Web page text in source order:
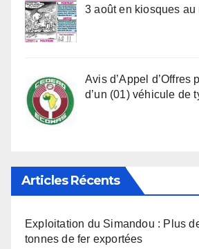
3 août en kiosques
Avis d’Appel d’Offres
d’un (01) véhicule de
Articles Récents
Exploitation du Simandou : Plus
tonnes de fer exportées